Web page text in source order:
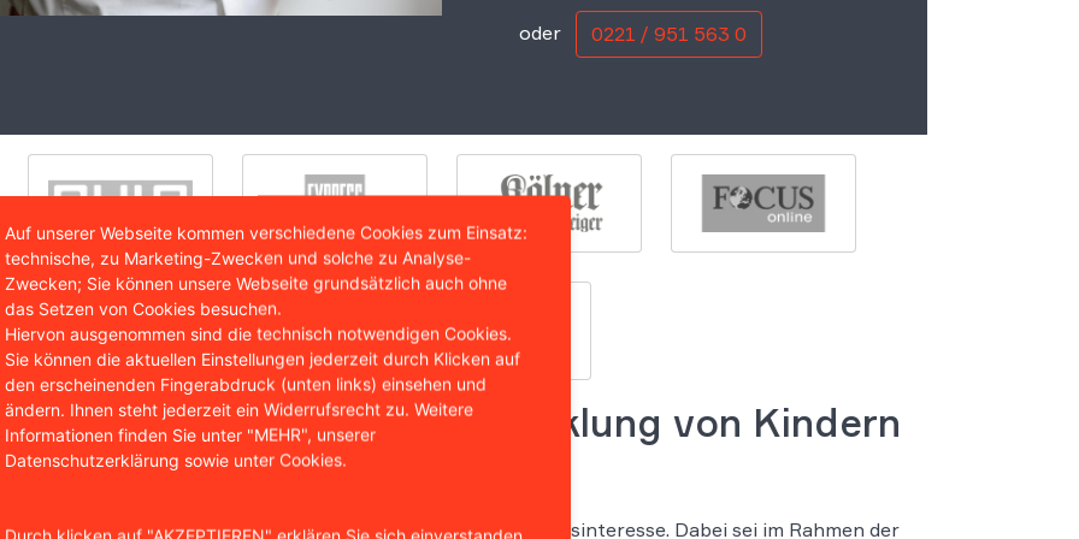
oder 0221 / 951 563 0
gefährdet Entwicklung von Kindern
Jugendlichen
des VGs überwiege hier das öffentliche Vollziehungsinteresse. Dabei sei im Rahmen der
Auf unserer Webseite kommen verschiedene Cookies zum Einsatz:
technische, zu Marketing-Zwecken und solche zu Analyse-
Zwecken; Sie können unsere Webseite grundsätzlich auch ohne
das Setzen von Cookies besuchen.
Hiervon ausgenommen sind die technisch notwendigen Cookies.
Sie können die aktuellen Einstellungen jederzeit durch Klicken auf
den erscheinenden Fingerabdruck (unten links) einsehen und
ändern. Ihnen steht jederzeit ein Widerrufsrecht zu. Weitere
Informationen finden Sie unter "MEHR", unserer
Datenschutzerklärung sowie unter Cookies.